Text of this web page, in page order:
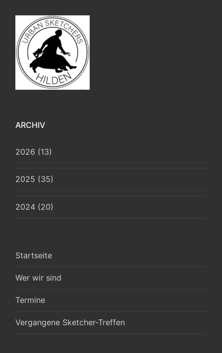
ARCHIV
2026 (13)
2025 (35)
2024 (20)
Startseite
Wer wir sind
Termine
Vergangene Sketcher-Treffen